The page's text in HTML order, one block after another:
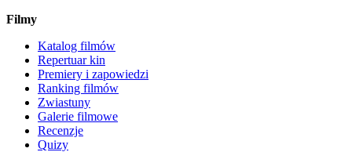
Filmy
Katalog filmów
Repertuar kin
Premiery i zapowiedzi
Ranking filmów
Zwiastuny
Galerie filmowe
Recenzje
Quizy